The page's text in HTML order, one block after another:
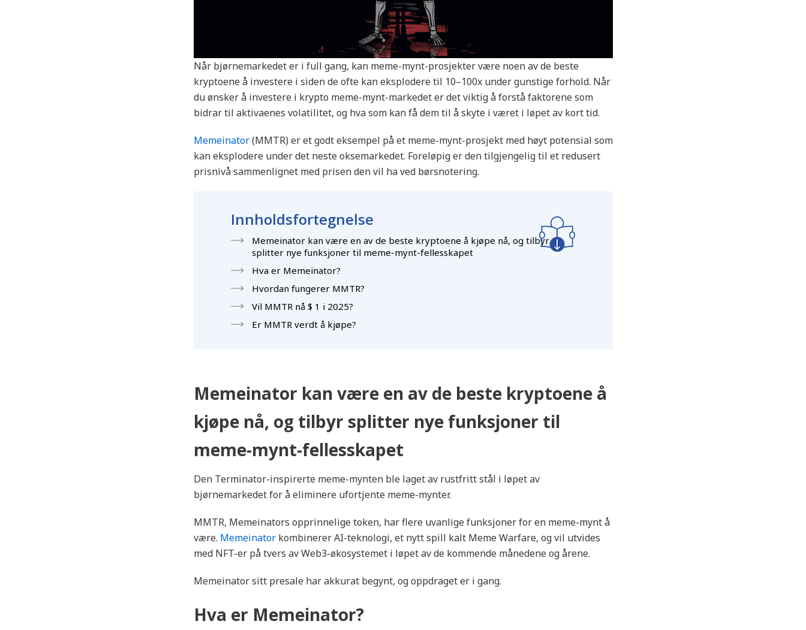
Når bjørnemarkedet er i full gang, kan meme-mynt-prosjekter være noen av de beste
kryptoene å investere i siden de ofte kan eksplodere til 10–100x under gunstige forhold. Når
du ønsker å investere i krypto meme-mynt-markedet er det viktig å forstå faktorene som
bidrar til aktivaenes volatilitet, og hva som kan få dem til å skyte i været i løpet av kort tid.
Memeinator(MMTR) er et godt eksempel på et meme-mynt-prosjekt med høyt potensial som
kan eksplodere under det neste oksemarkedet. Foreløpig er den tilgjengelig til et redusert
prisnivå sammenlignet med prisen den vil ha ved børsnotering.
Innholdsfortegnelse
Memeinator kan være en av de beste kryptoene å kjøpe nå, og tilbyr
splitter nye funksjoner til meme-mynt-fellesskapet
Hva er Memeinator?
Hvordan fungerer MMTR?
Vil MMTR nå $ 1 i 2025?
Er MMTR verdt å kjøpe?
Memeinator kan være en av de beste kryptoene å
kjøpe nå, og tilbyr splitter nye funksjoner til
meme-mynt-fellesskapet
Den Terminator-inspirerte meme-mynten ble laget av rustfritt stål i løpet av
bjørnemarkedet for å eliminere ufortjente meme-mynter.
MMTR, Memeinators opprinnelige token, har flere uvanlige funksjoner for en meme-mynt å
være. Memeinatorkombinerer AI-teknologi, et nytt spill kalt Meme Warfare, og vil utvides
med NFT-er på tvers av Web3-økosystemet i løpet av de kommende månedene og årene.
Memeinator sitt presale har akkurat begynt, og oppdraget er i gang.
Hva er Memeinator?